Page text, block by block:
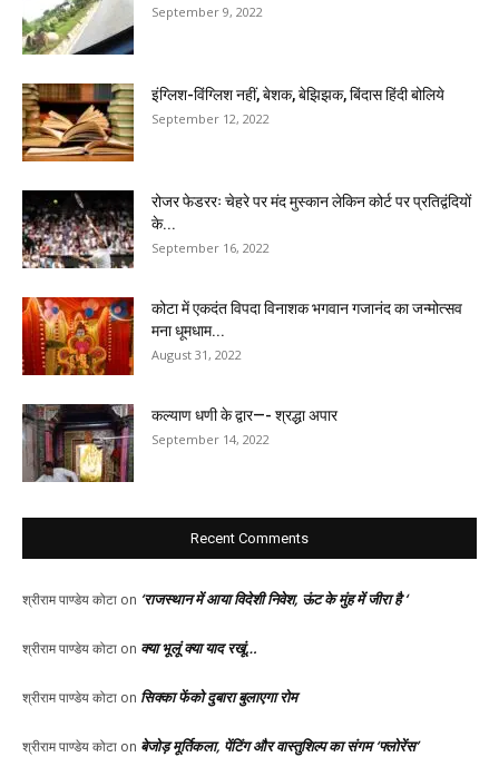
September 9, 2022
इंग्लिश-विंग्लिश नहीं, बेशक, बेझिझक, बिंदास हिंदी बोलिये
September 12, 2022
रोजर फेडररः चेहरे पर मंद मुस्कान लेकिन कोर्ट पर प्रतिद्वंदियों
के...
September 16, 2022
कोटा में एकदंत विपदा विनाशक भगवान गजानंद का जन्मोत्सव
मना धूमधाम...
August 31, 2022
कल्याण धणी के द्वार—- श्रद्धा अपार
September 14, 2022
Recent Comments
श्रीराम पाण्डेय कोटा on ‘राजस्थान में आया विदेशी निवेश, ऊंट के मुंह में जीरा है ‘
श्रीराम पाण्डेय कोटा on क्या भूलूं क्या याद रखूं…
श्रीराम पाण्डेय कोटा on सिक्का फेंको दुबारा बुलाएगा रोम
श्रीराम पाण्डेय कोटा on बेजोड़ मूर्तिकला, पेंटिंग और वास्तुशिल्प का संगम ‘फ्लोरेंस’